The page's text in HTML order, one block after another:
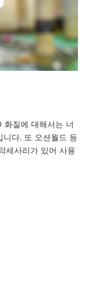
화질에 대해서는 너
니다. 또 오션월드 등
세사리가 있어 사용